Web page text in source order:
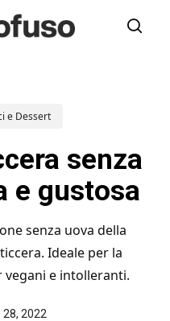
e Dessert
senza
e gustosa
senza uova della
Ideale per la
e intolleranti.
28, 2022